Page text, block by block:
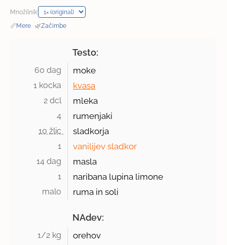
Množilnik:
📏Mere · 🌿Začimbe
Testo:
60 dag moke
1 kocka kvasa
2 dcl mleka
4 rumenjaki
10 žlic sladkorja
1 vanilijev sladkor
14 dag masla
1 naribana lupina limone
malo ruma in soli
NAdev:
1/2 kg orehov